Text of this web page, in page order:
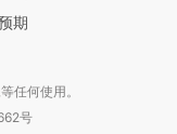
期
任何使用。
号